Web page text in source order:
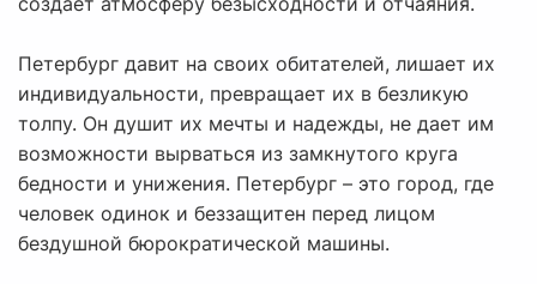
Петербург давит на своих обитателей, лишает их
индивидуальности, превращает их в безликую
толпу. Он душит их мечты и надежды, не дает им
возможности вырваться из замкнутого круга
бедности и унижения. Петербург – это город, где
человек одинок и беззащитен перед лицом
бездушной бюрократической машины.